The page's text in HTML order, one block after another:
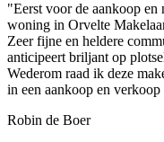
"Eerst voor de aankoop
woning in Orvelte
Zeer fijne en heldere
anticipeert briljant op
Wederom raad ik deze
in een aankoop en
Robin de Boer